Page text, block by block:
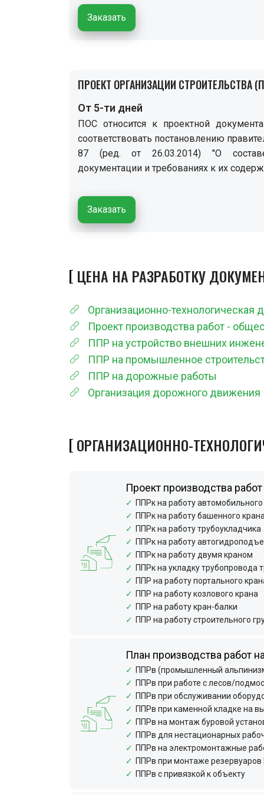
Заказать
ПРОЕКТ ОРГАНИЗАЦИИ СТРОИТЕЛЬСТВА
От 5-ти дней
ПОС относится к проектной
соответствовать постановлению
87 (ред. от 26.03.2014) "О
документации и требованиях к их
Заказать
ЦЕНА НА РАЗРАБОТКУ
Организационно-технологическая
Проект производства работ -
ППР на устройство внешних
ППР на промышленное
ППР на дорожные работы
Организация дорожного движения
ОРГАНИЗАЦИОННО-
Проект производства
ППРк на работу
ППРк на работу башенного
ППРк на работу трубоукладчика
ППРк на работу
ППРк на работу двумя краном
ППРк на укладку трубопровода
ППР на работу портального
ППР на работу козлового крана
ППР на работу кран-балки
ППР на работу строительного
План производства работ
ППРв (промышленный
ППРв при работе с лесов/
ППРв при обслуживании
ППРв при каменной кладке на
ППРв на монтаж буровой
ППРв для нестационарных
ППРв на электромонтажные
ППРв при монтаже
ППРв с привязкой к объекту